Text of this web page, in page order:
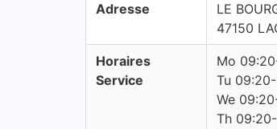
Adresse
LE
47150
Horaires
Service
Mo
Tu
We
Th